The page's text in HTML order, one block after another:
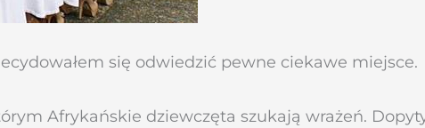
się odwiedzić pewne ciekawe miejsce.
Afrykańskie dziewczęta szukają wrażeń.